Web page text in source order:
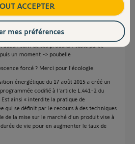
suivi de ses produits ? Juste parce
un moment -> poubelle
forcé ? Merci pour l'écologie.
énergétique du 17 août 2015 a créé un
codifié à l'article L.441-2 du
ainsi « interdite la pratique de
qui se définit par le recours à des techniques
de la mise sur le marché d'un produit vise à
de vie pour en augmenter le taux de
ACCEPTER
mes préférences